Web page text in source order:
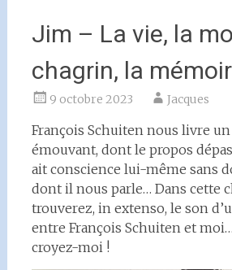
Jim – La vie, la
chagrin, la
9 octobre 2023 Jacques
François Schuiten nous livre
émouvant, dont le propos
ait conscience lui-même sans
dont il nous parle… Dans cette
trouverez, in extenso, le son
entre François Schuiten et
croyez-moi !